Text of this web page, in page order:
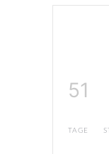
51
TAGE